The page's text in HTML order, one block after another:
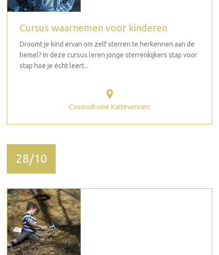
Cursus waarnemen voor kinderen
Droomt je kind ervan om zelf sterren te herkennen aan de
hemel? In deze cursus leren jonge sterrenkijkers stap voor
stap hoe je écht leert...
Cosmodrome Kattevennen
28/10